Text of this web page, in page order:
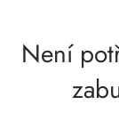
Není